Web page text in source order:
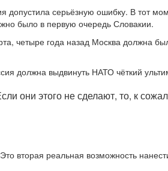
серьёзную ошибку. В тот
было в первую очередь Словакии.
четыре года назад Москва должна
должна выдвинуть НАТО чёткий
они этого не сделают, то, к
вторая реальная возможность